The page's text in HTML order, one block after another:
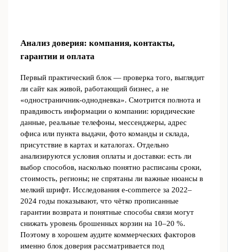
Анализ доверия: компания, контакты,
гарантии и оплата
Первый практический блок — проверка того, выглядит
ли сайт как живой, работающий бизнес, а не
«одностраничник‑однодневка». Смотрится полнота и
правдивость информации о компании: юридические
данные, реальные телефоны, мессенджеры, адрес
офиса или пункта выдачи, фото команды и склада,
присутствие в картах и каталогах. Отдельно
анализируются условия оплаты и доставки: есть ли
выбор способов, насколько понятно расписаны сроки,
стоимость, регионы; не спрятаны ли важные нюансы в
мелкий шрифт. Исследования e‑commerce за 2022–
2024 годы показывают, что чётко прописанные
гарантии возврата и понятные способы связи могут
снижать уровень брошенных корзин на 10–20 %.
Поэтому в хорошем аудите коммерческих факторов
именно блок доверия рассматривается под